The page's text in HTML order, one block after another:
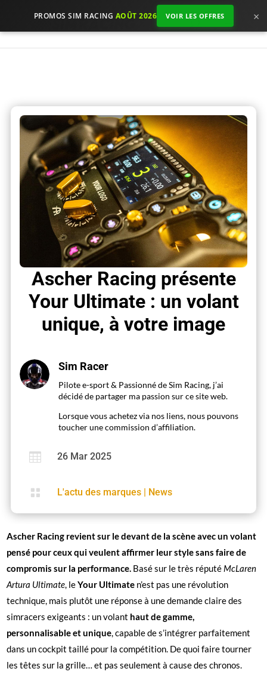
PROMOS SIM RACING AOÛT 2026 VOIR LES OFFRES ×
Ascher Racing présente
Your Ultimate : un volant
unique, à votre image
Sim Racer
Pilote e-sport & Passionné de Sim Racing, j’ai
décidé de partager ma passion sur ce site web.
Lorsque vous achetez via nos liens, nous pouvons
toucher une commission d’affiliation.
 26 Mar 2025
 L'actu des marques | News
Ascher Racing revient sur le devant de la scène avec un volant
pensé pour ceux qui veulent affirmer leur style sans faire de
compromis sur la performance. Basé sur le très réputé McLaren
Artura Ultimate, leYour Ultimate n’est pas une révolution
technique, mais plutôt une réponse à une demande claire des
simracers exigeants : un volant haut de gamme,
personnalisable et unique, capable de s’intégrer parfaitement
dans un cockpit taillé pour la compétition. De quoi faire tourner
les têtes sur la grille… et pas seulement à cause des chronos.